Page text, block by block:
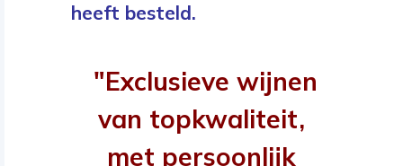
heeft besteld.
"Exclusieve wijnen
van topkwaliteit,
met persoonlijk